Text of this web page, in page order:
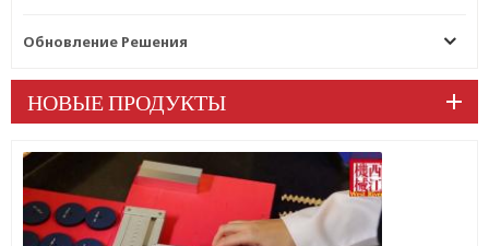
Обновление Решения
НОВЫЕ ПРОДУКТЫ